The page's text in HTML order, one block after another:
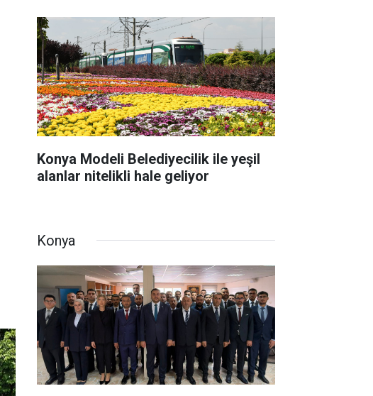
Konya Modeli Belediyecilik ile yeşil
alanlar nitelikli hale geliyor
Konya